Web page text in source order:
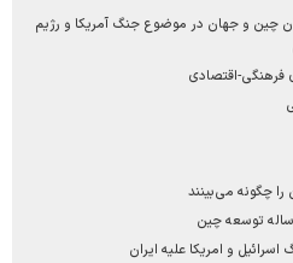
چین و جهان در موضوع جنگ آمریکا و رژیم
فرهنگی-اقتصادی
را چگونه می‌بینند
توسعه چین
و امریکا علیه ایران